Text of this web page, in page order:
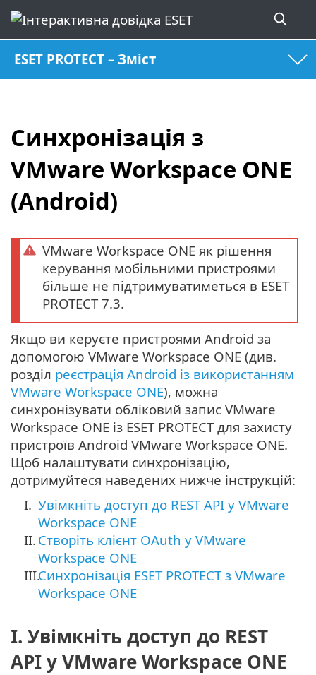
ESET PROTECT – Зміст
Синхронізація з
VMware Workspace ONE
(Android)
VMware Workspace ONE як рішення
керування мобільними пристроями
більше не підтримуватиметься в ESET
PROTECT 7.3.
Якщо ви керуєте пристроями Android за
допомогою VMware Workspace ONE (див.
розділ реєстрація Android із використанням
VMware Workspace ONE), можна
синхронізувати обліковий запис VMware
Workspace ONE із ESET PROTECT для захисту
пристроїв Android VMware Workspace ONE.
Щоб налаштувати синхронізацію,
дотримуйтеся наведених нижче інструкцій:
I. Увімкніть доступ до REST API у VMware
Workspace ONE
II. Створіть клієнт OAuth у VMware
Workspace ONE
III.Синхронізація ESET PROTECT з VMware
Workspace ONE
I. Увімкніть доступ до REST
API у VMware Workspace ONE